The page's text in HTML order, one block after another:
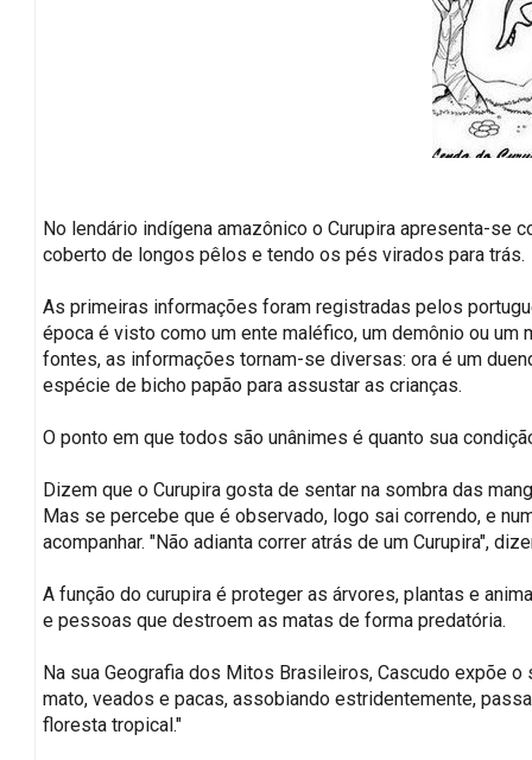
No lendário indígena amazônico o Curupira apresenta-se
coberto de longos pêlos e tendo os pés virados para trás.
As primeiras informações foram registradas pelos
época é visto como um ente maléfico, um demônio ou
fontes, as informações tornam-se diversas: ora é um
espécie de bicho papão para assustar as crianças.
O ponto em que todos são unânimes é quanto sua
Dizem que o Curupira gosta de sentar na sombra das
Mas se percebe que é observado, logo sai correndo, e
acompanhar. "Não adianta correr atrás de um Curupira",
A função do curupira é proteger as árvores, plantas e
e pessoas que destroem as matas de forma predatória.
Na sua Geografia dos Mitos Brasileiros, Cascudo expõe
mato, veados e pacas, assobiando estridentemente,
floresta tropical."